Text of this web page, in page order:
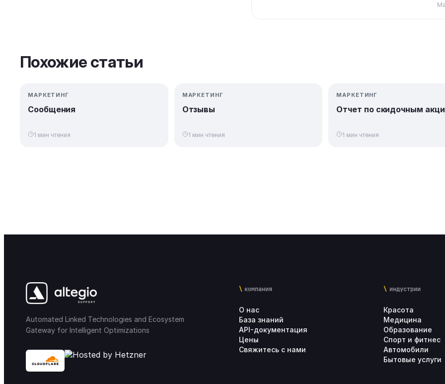
Похожие статьи
МАРКЕТИНГ
Сообщения
1 мин чтения
МАРКЕТИНГ
Отзывы
1 мин чтения
МАРКЕТИНГ
Отчет по скидочным
1 мин чтения
Automated Linked Technologies and Ecosystem
Gateway for Intelligent Optimizations
компания
О нас
База знаний
API-документация
Цены
Свяжитесь с нами
индустрии
Красота
Медицина
Образование
Спорт и фитнес
Автомобили
Бытовые услуги